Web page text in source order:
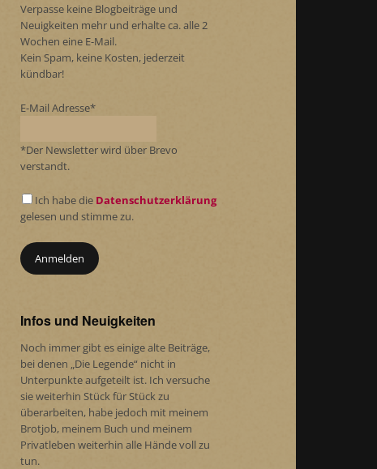
Verpasse keine Blogbeiträge und
Neuigkeiten mehr und erhalte ca. alle 2
Wochen eine E-Mail.
Kein Spam, keine Kosten, jederzeit
kündbar!
E-Mail Adresse*
*Der Newsletter wird über Brevo
verstandt.
Ich habe die Datenschutzerklärung
gelesen und stimme zu.
Infos und Neuigkeiten
Noch immer gibt es einige alte Beiträge,
bei denen „Die Legende“ nicht in
Unterpunkte aufgeteilt ist. Ich versuche
sie weiterhin Stück für Stück zu
überarbeiten, habe jedoch mit meinem
Brotjob, meinem Buch und meinem
Privatleben weiterhin alle Hände voll zu
tun.